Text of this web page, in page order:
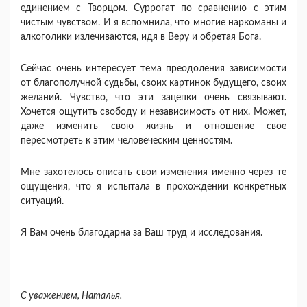
единением с Творцом. Суррогат по сравнению с этим
чистым чувством. И я вспомнила, что многие наркоманы и
алкоголики излечиваются, идя в Веру и обретая Бога.
Сейчас очень интересует тема преодоления зависимости
от благополучной судьбы, своих картинок будущего, своих
желаний. Чувство, что эти зацепки очень связывают.
Хочется ощутить свободу и независимость от них. Может,
даже изменить свою жизнь и отношение свое
пересмотреть к этим человеческим ценностям.
Мне захотелось описать свои изменения именно через те
ощущения, что я испытала в прохождении конкретных
ситуаций.
Я Вам очень благодарна за Ваш труд и исследования.
С уважением, Наталья.